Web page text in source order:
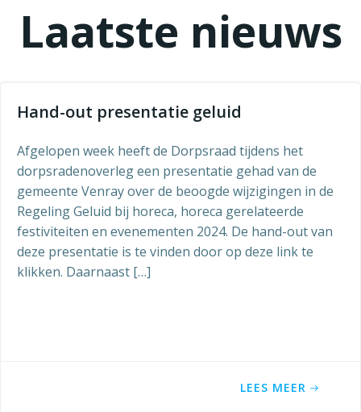
Laatste nieuws
Hand-out presentatie geluid
Afgelopen week heeft de Dorpsraad tijdens het
dorpsradenoverleg een presentatie gehad van de
gemeente Venray over de beoogde wijzigingen in de
Regeling Geluid bij horeca, horeca gerelateerde
festiviteiten en evenementen 2024. De hand-out van
deze presentatie is te vinden door op deze link te
klikken. Daarnaast […]
LEES MEER